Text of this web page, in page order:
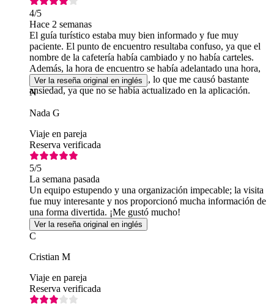
4/5
Hace 2 semanas
El guía turístico estaba muy bien informado y fue muy
paciente. El punto de encuentro resultaba confuso, ya que el
nombre de la cafetería había cambiado y no había carteles.
Además, la hora de encuentro se había adelantado una hora,
de las 11 a las 10 de la mañana, lo que me causó bastante
ansiedad, ya que no se había actualizado en la aplicación.
Ver la reseña original en inglés
N
Nada G
Viaje en pareja
Reserva verificada
5/5
La semana pasada
Un equipo estupendo y una organización impecable; la visita
fue muy interesante y nos proporcionó mucha información de
una forma divertida. ¡Me gustó mucho!
Ver la reseña original en inglés
C
Cristian M
Viaje en pareja
Reserva verificada